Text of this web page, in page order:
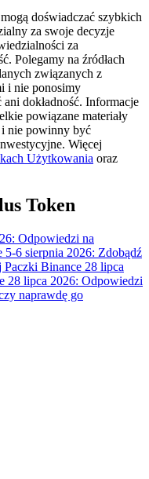
handlowe itp.
doświadczać szybkich
za swoje decyzje
za
Polegamy na źródłach
związanych z
i nie ponosimy
dokładność. Informacje
powiązane materiały
i nie powinny być
Więcej
Użytkowania oraz
Token
Odpowiedzi na
6 sierpnia 2026: Zdobądź
Binance 28 lipca
28 lipca 2026: Odpowiedzi
naprawdę go